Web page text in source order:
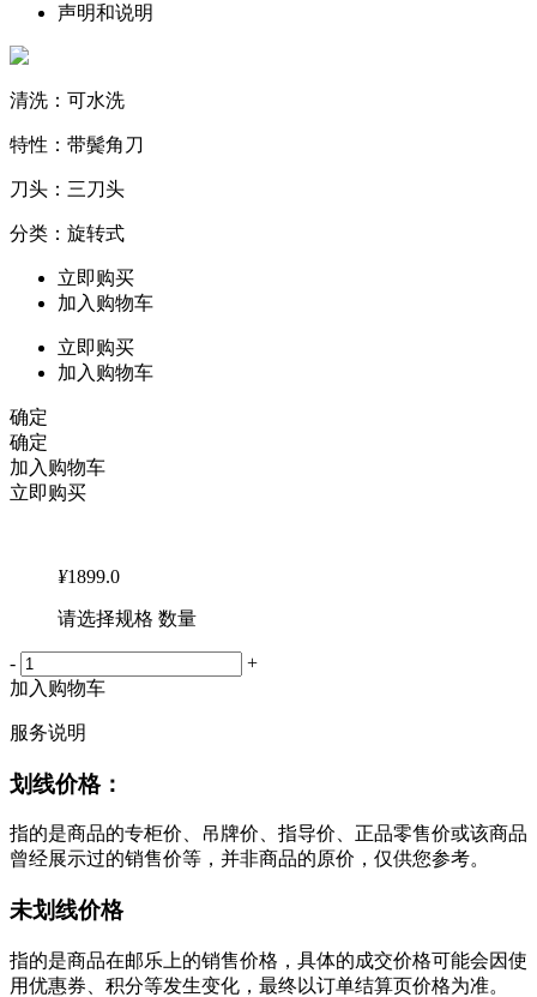
声明和说明
清洗：可水洗
特性：带鬓角刀
刀头：三刀头
分类：旋转式
立即购买
加入购物车
立即购买
加入购物车
确定
确定
加入购物车
立即购买
¥1899.0
请选择规格 数量
-
+
加入购物车
服务说明
划线价格：
指的是商品的专柜价、吊牌价、指导价、正品零售价或该商品
曾经展示过的销售价等，并非商品的原价，仅供您参考。
未划线价格
指的是商品在邮乐上的销售价格，具体的成交价格可能会因使
用优惠券、积分等发生变化，最终以订单结算页价格为准。